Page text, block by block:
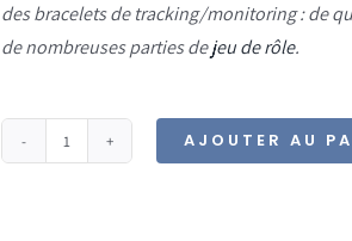
des bracelets de tracking/monitoring : de
de nombreuses parties dejeu de rôle.
quantité
AJOUTER AU